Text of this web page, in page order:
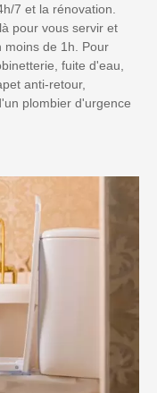
7 et la rénovation.
pour vous servir et
moins de 1h. Pour
fuite d'eau,
anti-retour,
plombier d'urgence